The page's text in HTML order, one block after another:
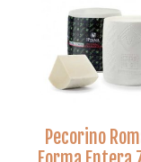
Pecorino